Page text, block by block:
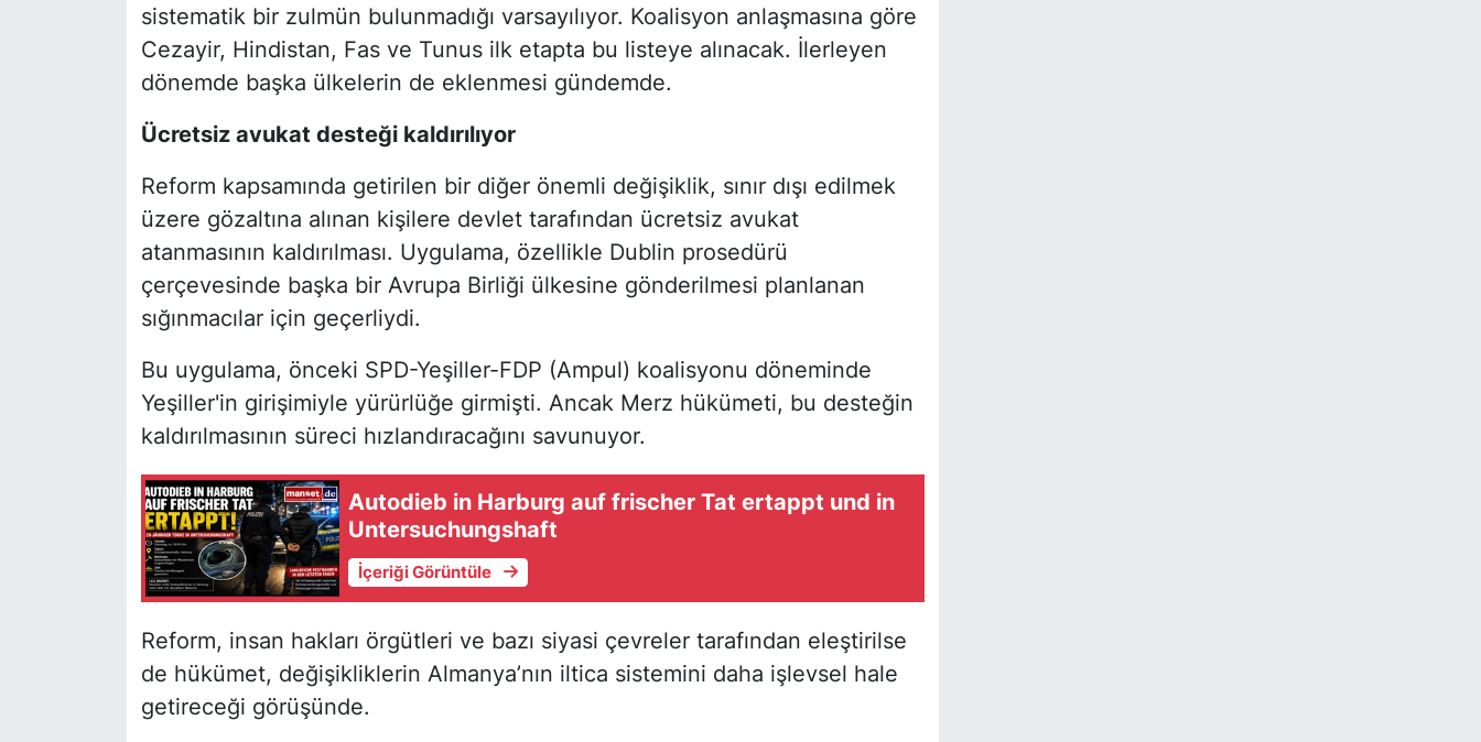
sistematik bir zulmün bulunmadığı varsayılıyor. Koalisyon anlaşmasına göre
Cezayir, Hindistan, Fas ve Tunus ilk etapta bu listeye alınacak. İlerleyen
dönemde başka ülkelerin de eklenmesi gündemde.
Ücretsiz avukat desteği kaldırılıyor
Reform kapsamında getirilen bir diğer önemli değişiklik, sınır dışı edilmek
üzere gözaltına alınan kişilere devlet tarafından ücretsiz avukat
atanmasının kaldırılması. Uygulama, özellikle Dublin prosedürü
çerçevesinde başka bir Avrupa Birliği ülkesine gönderilmesi planlanan
sığınmacılar için geçerliydi.
Bu uygulama, önceki SPD-Yeşiller-FDP (Ampul) koalisyonu döneminde
Yeşiller'in girişimiyle yürürlüğe girmişti. Ancak Merz hükümeti, bu desteğin
kaldırılmasının süreci hızlandıracağını savunuyor.
Autodieb in Harburg auf frischer Tat ertappt und in
Untersuchungshaft
İçeriği Görüntüle
Reform, insan hakları örgütleri ve bazı siyasi çevreler tarafından eleştirilse
de hükümet, değişikliklerin Almanya’nın iltica sistemini daha işlevsel hale
getireceği görüşünde.